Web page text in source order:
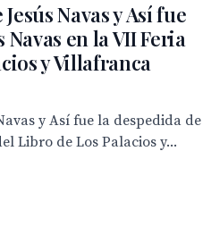
Navas y Así fue
Navas en la VII Feria
y Villafranca
y Así fue la despedida de
Libro de Los Palacios y...